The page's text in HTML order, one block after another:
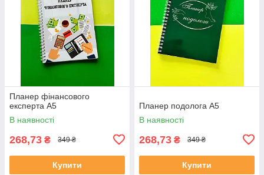
Планер фінансового
експерта А5
В наявності
268,73 ₴ 349 ₴
Купити
Планер подолога А5
В наявності
268,73 ₴ 349 ₴
Купити